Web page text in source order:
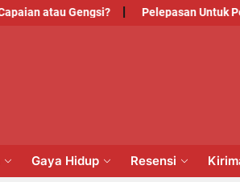
atau Gengsi? Pelepasan Untuk
Gaya Hidup Resensi